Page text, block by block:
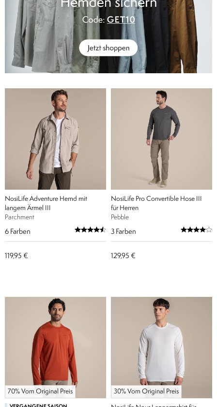
NosiLife Adventure Hemd mit
langem Ärmel III
Parchment
6 Farben
119,95 €
NosiLife Pro Convertible Hose III
für Herren
Pebble
3 Farben
129,95 €
70% Vom Original Preis 30% Vom Original Preis